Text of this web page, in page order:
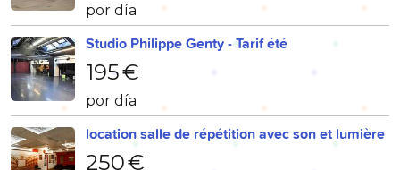
por día
Studio Philippe Genty - Tarif été
195 €
por día
location salle de répétition avec son et lumière
250 €